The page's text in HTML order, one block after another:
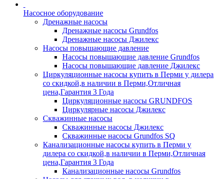
Насосное оборудование
Дренажные насосы
Дренажные насосы Grundfos
Дренажные насосы Джилекс
Насосы повышающие давление
Насосы повышающие давление Grundfos
Насосы повышающие давление Джилекс
Циркуляционные насосы купить в Перми у дилера
со скидкой,в наличии в Перми,Отличная
цена,Гарантия 3 Года
Циркуляционные насосы GRUNDFOS
Циркулярные насосы Джилекс
Скважинные насосы
Скважинные насосы Джилекс
Скважинные насосы Grundfos SQ
Канализационные насосы купить в Перми у
дилера со скидкой,в наличии в Перми,Отличная
цена,Гарантия 3 Года
Канализационные насосы Grundfos